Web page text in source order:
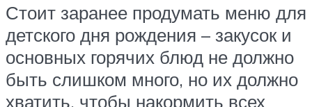
Стоит заранее продумать меню для
детского дня рождения – закусок и
основных горячих блюд не должно
быть слишком много, но их должно
хватить, чтобы накормить всех